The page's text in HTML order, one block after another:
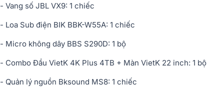
- Vang số JBL VX9: 1 chiếc
- Loa Sub điện BIK BBK-W55A: 1 chiếc
- Micro không dây BBS S290D: 1 bộ
- Combo Đầu VietK 4K Plus 4TB + Màn VietK 22 inch: 1 bộ
- Quản lý nguồn Bksound MS8: 1 chiếc